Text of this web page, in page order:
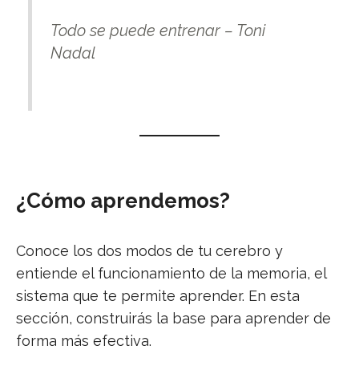
Todo se puede entrenar– Toni
Nadal
¿Cómo aprendemos?
Conoce los dos modos de tu cerebro y
entiende el funcionamiento de la memoria, el
sistema que te permite aprender. En esta
sección, construirás la base para aprender de
forma más efectiva.